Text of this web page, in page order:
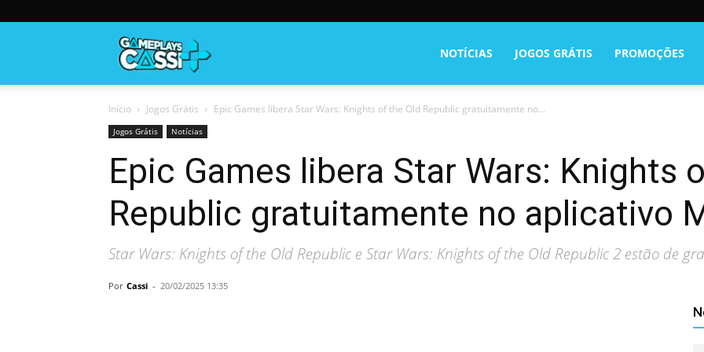
NOTÍCIAS JOGOS GRÁTIS PROMOÇÕES
Início Jogos Grátis Epic Games libera Star Wars: Knights of the Old Republic gratuitamente no...
Jogos Grátis Notícias
Epic Games libera Star Wars: Knights
Republic gratuitamente no aplicativo
Star Wars: Knights of the Old Republic e Star Wars: Knights of the Old Republic 2 estão de
Por Cassi - 20/02/2025 13:35